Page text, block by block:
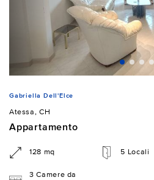
Gabriella Dell'Elce
Atessa, CH
Appartamento
128 mq 5 Locali
3 Camere da